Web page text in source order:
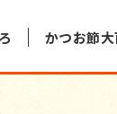
かつお節